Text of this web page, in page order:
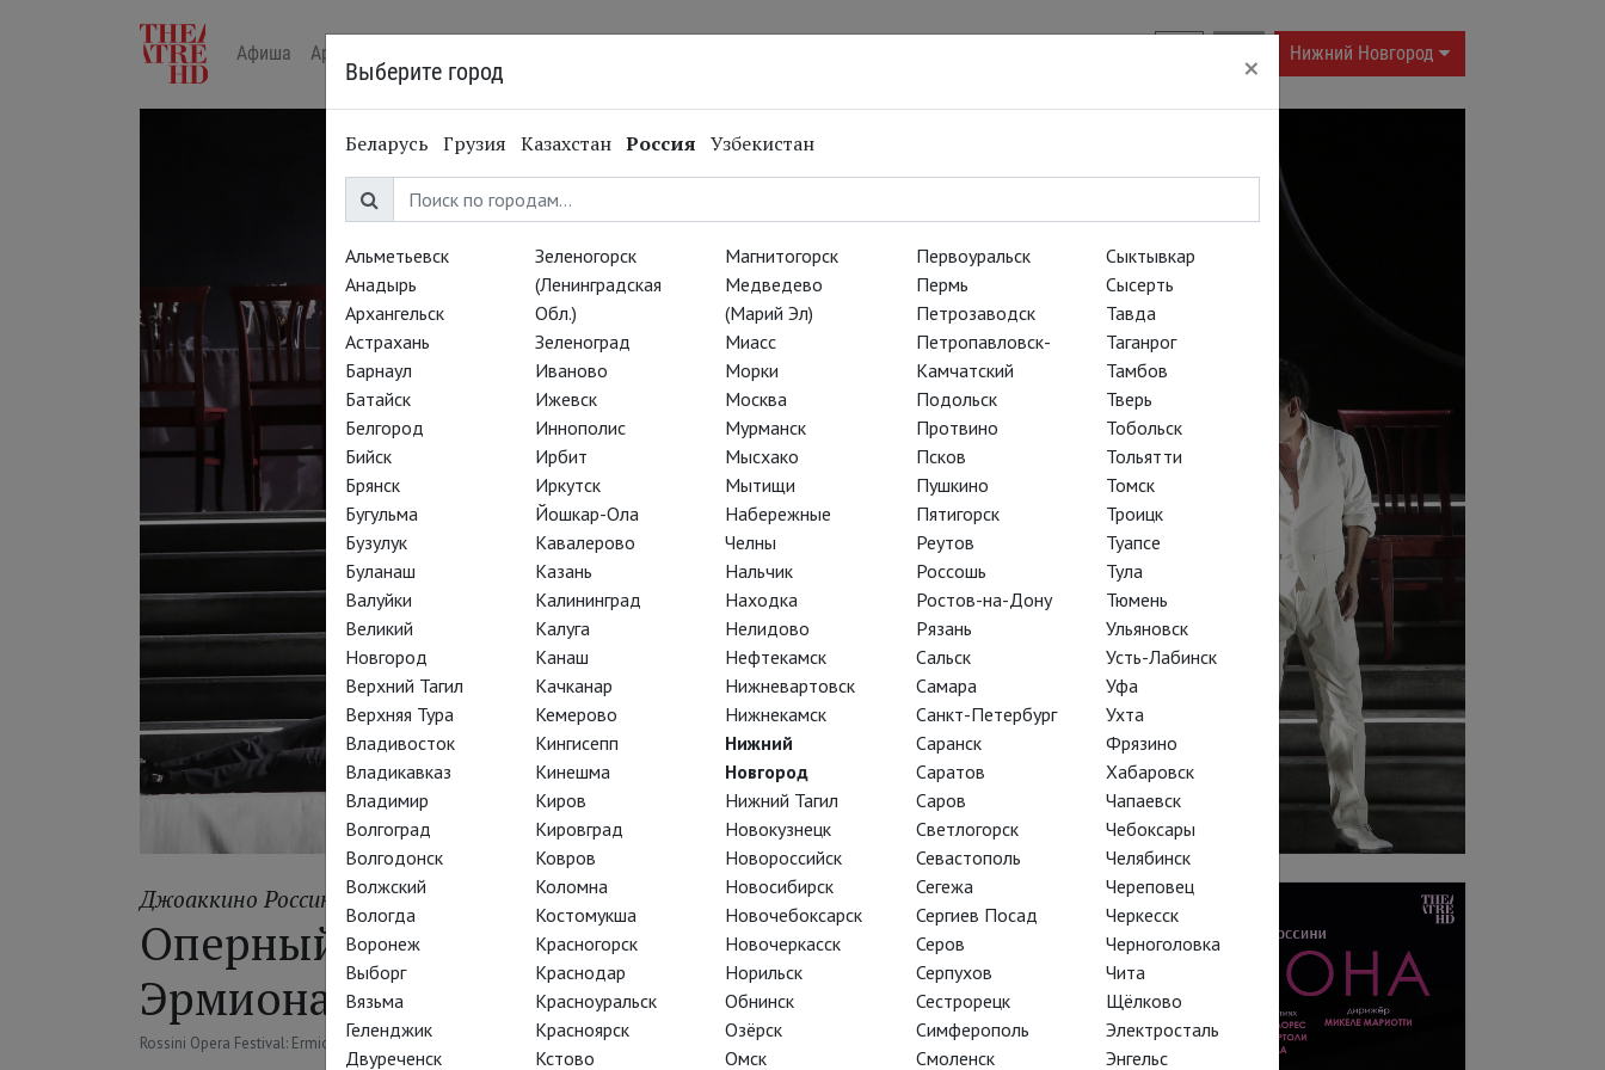
Нижний Новгород
Афиша Арт-лекторий в кино
Джоаккино Россини
Оперный фестиваль Россини:
Эрмиона
Rossini Opera Festival: Ermione
Выберите город ×
Беларусь Грузия Казахстан Россия Узбекистан
Альметьевск
Анадырь
Архангельск
Астрахань
Барнаул
Батайск
Белгород
Бийск
Брянск
Бугульма
Бузулук
Буланаш
Валуйки
Великий
Новгород
Верхний Тагил
Верхняя Тура
Владивосток
Владикавказ
Владимир
Волгоград
Волгодонск
Волжский
Вологда
Воронеж
Выборг
Вязьма
Геленджик
Двуреченск
Зеленогорск
(Ленинградская
Обл.)
Зеленоград
Иваново
Ижевск
Иннополис
Ирбит
Иркутск
Йошкар-Ола
Кавалерово
Казань
Калининград
Калуга
Канаш
Качканар
Кемерово
Кингисепп
Кинешма
Киров
Кировград
Ковров
Коломна
Костомукша
Красногорск
Краснодар
Красноуральск
Красноярск
Кстово
Магнитогорск
Медведево
(Марий Эл)
Миасс
Морки
Москва
Мурманск
Мысхако
Мытищи
Набережные
Челны
Нальчик
Находка
Нелидово
Нефтекамск
Нижневартовск
Нижнекамск
Нижний
Новгород
Нижний Тагил
Новокузнецк
Новороссийск
Новосибирск
Новочебоксарск
Новочеркасск
Норильск
Обнинск
Озёрск
Омск
Первоуральск
Пермь
Петрозаводск
Петропавловск-
Камчатский
Подольск
Протвино
Псков
Пушкино
Пятигорск
Реутов
Россошь
Ростов-на-Дону
Рязань
Сальск
Самара
Санкт-Петербург
Саранск
Саратов
Саров
Светлогорск
Севастополь
Сегежа
Сергиев Посад
Серов
Серпухов
Сестрорецк
Симферополь
Смоленск
Сыктывкар
Сысерть
Тавда
Таганрог
Тамбов
Тверь
Тобольск
Тольятти
Томск
Троицк
Туапсе
Тула
Тюмень
Ульяновск
Усть-Лабинск
Уфа
Ухта
Фрязино
Хабаровск
Чапаевск
Чебоксары
Челябинск
Череповец
Черкесск
Черноголовка
Чита
Щёлково
Электросталь
Энгельс